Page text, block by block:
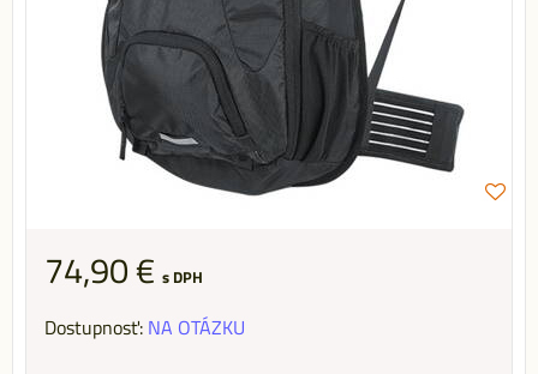
74,90 € s DPH
Dostupnosť: NA OTÁZKU